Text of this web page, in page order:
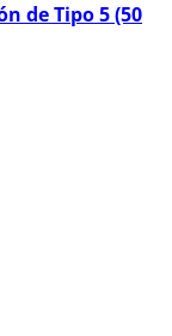
de Tipo 5 (50